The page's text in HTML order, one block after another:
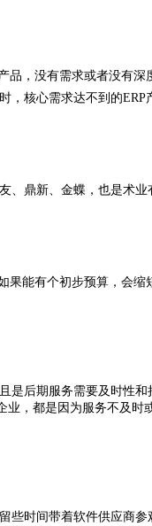
，没有需求或者没有
核心需求达不到的
新、金蝶，也是术业
有个初步预算，会
期服务需要及时性
，都是因为服务不及
间带着软件供应商